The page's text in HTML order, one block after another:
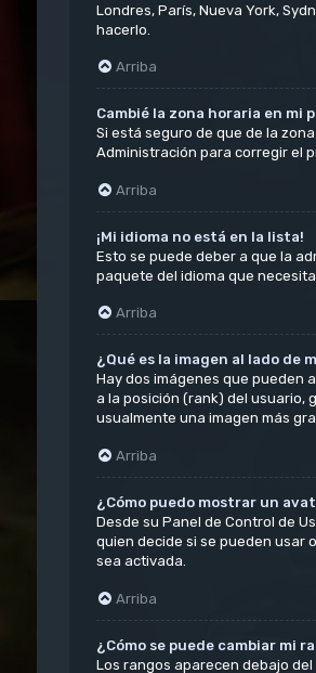
Londres, París, Nueva York,
hacerlo.
Arriba
Cambié la zona horaria en mi
Si está seguro de que de la
Administración para corregir el
Arriba
¡Mi idioma no está en la lista!
Esto se puede deber a que la
paquete del idioma que
Arriba
¿Qué es la imagen al lado de
Hay dos imágenes que pueden
a la posición (rank) del usuario,
usualmente una imagen más
Arriba
¿Cómo puedo mostrar un
Desde su Panel de Control de
quien decide si se pueden usar
sea activada.
Arriba
¿Cómo se puede cambiar mi
Los rangos aparecen debajo